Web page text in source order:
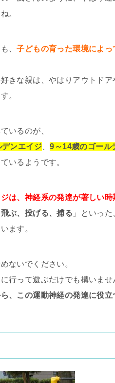
。
、子どもの育った環境によ
きな親は、やはりアウトド
。
いるのが、
ンエイジ 、9～14歳のゴール
いるようです。
は、神経系の発達が著しい時
ぶ、投げる、捕る 」といった
ます。
ないでください。
行って遊ぶだけでも構いませ
、この運動神経の発達に役